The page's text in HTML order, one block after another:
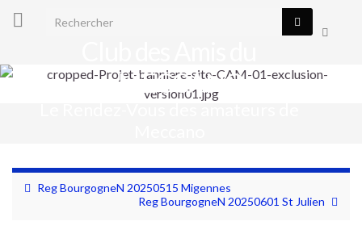
Toggle
form
Search for:
MECCANO
Reg BourgogneN 20250515 Migennes
Reg BourgogneN 20250601 St Julien